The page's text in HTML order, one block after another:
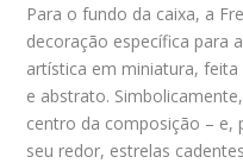
Para o fundo da caixa, a
decoração específica para
artística em miniatura,
e abstrato.
centro da composição – e,
seu redor, estrelas